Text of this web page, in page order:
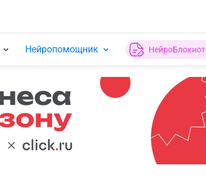
Нейропомощник НейроБлокнот